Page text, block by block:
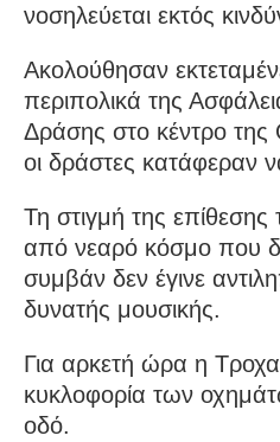
νοσηλεύεται εκτός
Ακολούθησαν
περιπολικά της
Δράσης στο κέντρο
οι δράστες κατάφεραν
Τη στιγμή της
από νεαρό κόσμο που
συμβάν δεν έγινε
δυνατής μουσικής.
Για αρκετή ώρα η
κυκλοφορία των
οδό.